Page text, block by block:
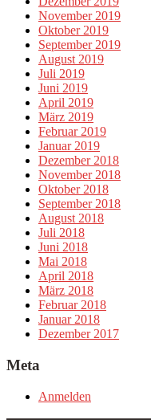
November 2019
Oktober 2019
September 2019
August 2019
Juli 2019
Juni 2019
April 2019
März 2019
Februar 2019
Januar 2019
Dezember 2018
November 2018
Oktober 2018
September 2018
August 2018
Juli 2018
Juni 2018
Mai 2018
April 2018
März 2018
Februar 2018
Januar 2018
Dezember 2017
Meta
Anmelden